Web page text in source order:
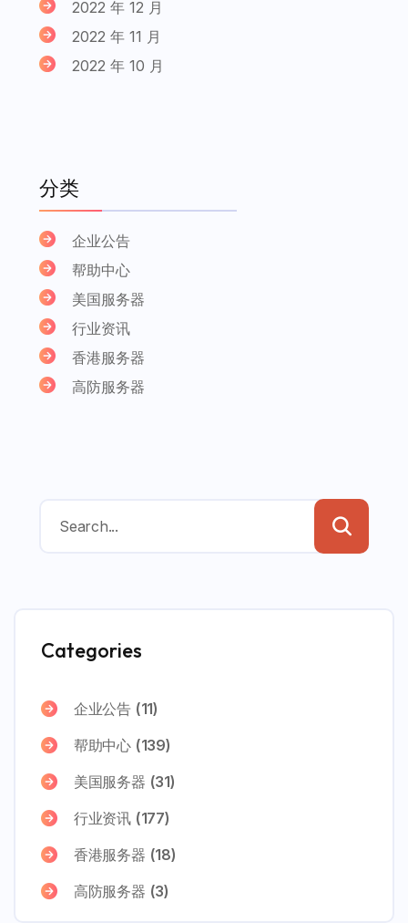
2022 年 12 月
2022 年 11 月
2022 年 10 月
分类
企业公告
帮助中心
美国服务器
行业资讯
香港服务器
高防服务器
Categories
企业公告 (11)
帮助中心 (139)
美国服务器 (31)
行业资讯 (177)
香港服务器 (18)
高防服务器 (3)